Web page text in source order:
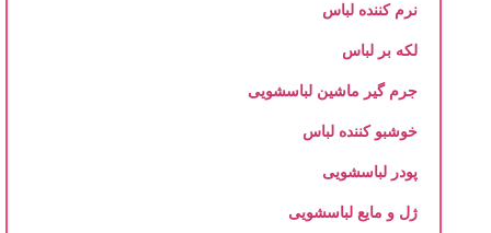
نرم کننده لباس
لکه بر لباس
جرم گیر ماشین لباسشویی
خوشبو کننده لباس
پودر لباسشویی
ژل و مایع لباسشویی